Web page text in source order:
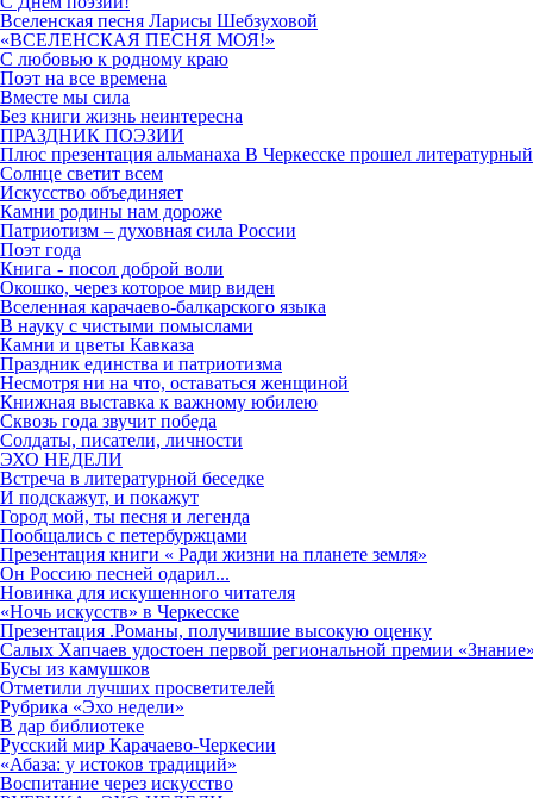
Вселенская песня Ларисы Шебзуховой
«ВСЕЛЕНСКАЯ ПЕСНЯ МОЯ!»
С любовью к родному краю
Поэт на все времена
Вместе мы сила
Без книги жизнь неинтересна
ПРАЗДНИК ПОЭЗИИ
Плюс презентация альманаха В Черкесске прошел
Солнце светит всем
Искусство объединяет
Камни родины нам дороже
Патриотизм – духовная сила России
Поэт года
Книга - посол доброй воли
Окошко, через которое мир виден
Вселенная карачаево-балкарского языка
В науку с чистыми помыслами
Камни и цветы Кавказа
Праздник единства и патриотизма
Несмотря ни на что, оставаться женщиной
Книжная выставка к важному юбилею
Сквозь года звучит победа
Солдаты, писатели, личности
ЭХО НЕДЕЛИ
Встреча в литературной беседке
И подскажут, и покажут
Город мой, ты песня и легенда
Пообщались с петербуржцами
Презентация книги « Ради жизни на планете земля»
Он Россию песней одарил...
Новинка для искушенного читателя
«Ночь искусств» в Черкесске
Презентация .Романы, получившие высокую оценку
Салых Хапчаев удостоен первой региональной премии
Бусы из камушков
Отметили лучших просветителей
Рубрика «Эхо недели»
В дар библиотеке
Русский мир Карачаево-Черкесии
«Абаза: у истоков традиций»
Воспитание через искусство